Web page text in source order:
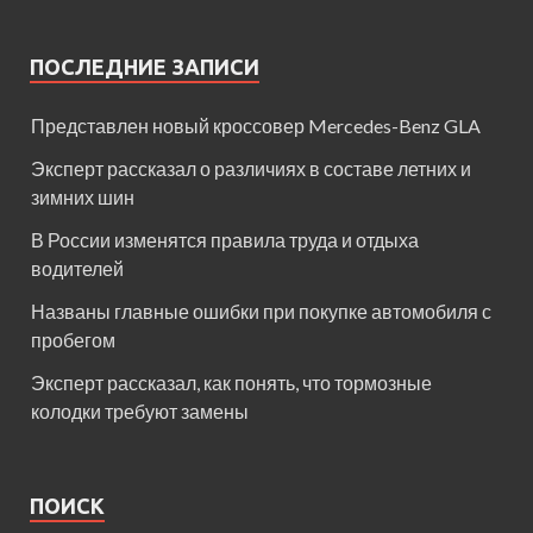
ПОСЛЕДНИЕ ЗАПИСИ
Представлен новый кроссовер Mercedes-Benz GLA
Эксперт рассказал о различиях в составе летних и
зимних шин
В России изменятся правила труда и отдыха
водителей
Названы главные ошибки при покупке автомобиля с
пробегом
Эксперт рассказал, как понять, что тормозные
колодки требуют замены
ПОИСК